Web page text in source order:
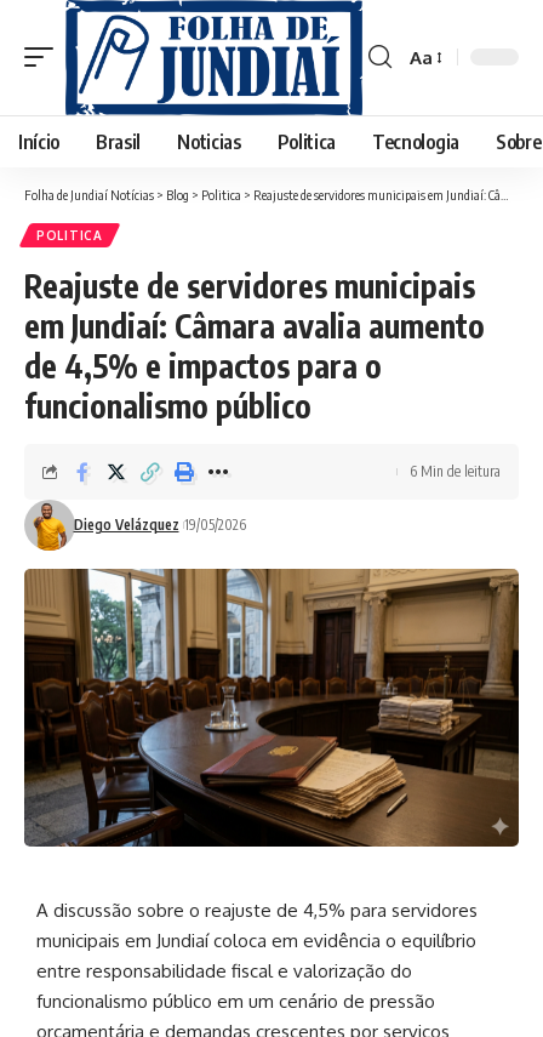
Aa
Início Brasil Noticias Politica Tecnologia
Folha de Jundiaí Notícias > Blog > Politica > Reajuste de servidores municipais em Jundiaí: Câmara avalia aumento de 4,5% e impactos para o funcionalismo público
POLITICA
Reajuste de servidores municipais
em Jundiaí: Câmara avalia aumento
de 4,5% e impactos para o
funcionalismo público
Diego Velázquez 19/05/2026
6 Min de leitura
A discussão sobre o reajuste de 4,5% para servidores
municipais em Jundiaí coloca em evidência o equilíbrio
entre responsabilidade fiscal e valorização do
funcionalismo público em um cenário de pressão
orçamentária e demandas crescentes por serviços